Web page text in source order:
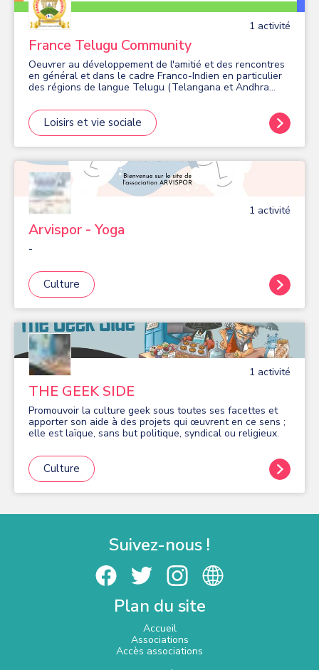
1 activité
France Telugu Community
Oeuvrer au développement de l'amitié et des rencontres
en général et dans le cadre Franco-Indien en particulier
des régions de langue Telugu (Telangana et Andhra
Loisirs et vie sociale
1 activité
Arvispor - Yoga
-
Culture
1 activité
THE GEEK SIDE
Promouvoir la culture geek sous toutes ses facettes et
apporter son aide à des projets qui œuvrent en ce sens ;
elle est laïque, sans but politique, syndical ou religieux.
Culture
Suivez-nous !
Plan du site
Accueil
Associations
Accès associations